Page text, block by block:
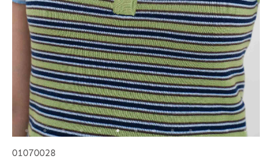
01070028